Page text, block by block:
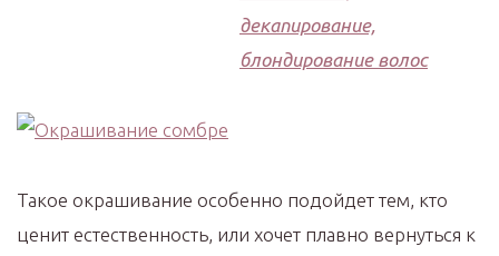
декапирование,
блондирование волос
Такое окрашивание особенно подойдет тем, кто
ценит естественность, или хочет плавно вернуться к